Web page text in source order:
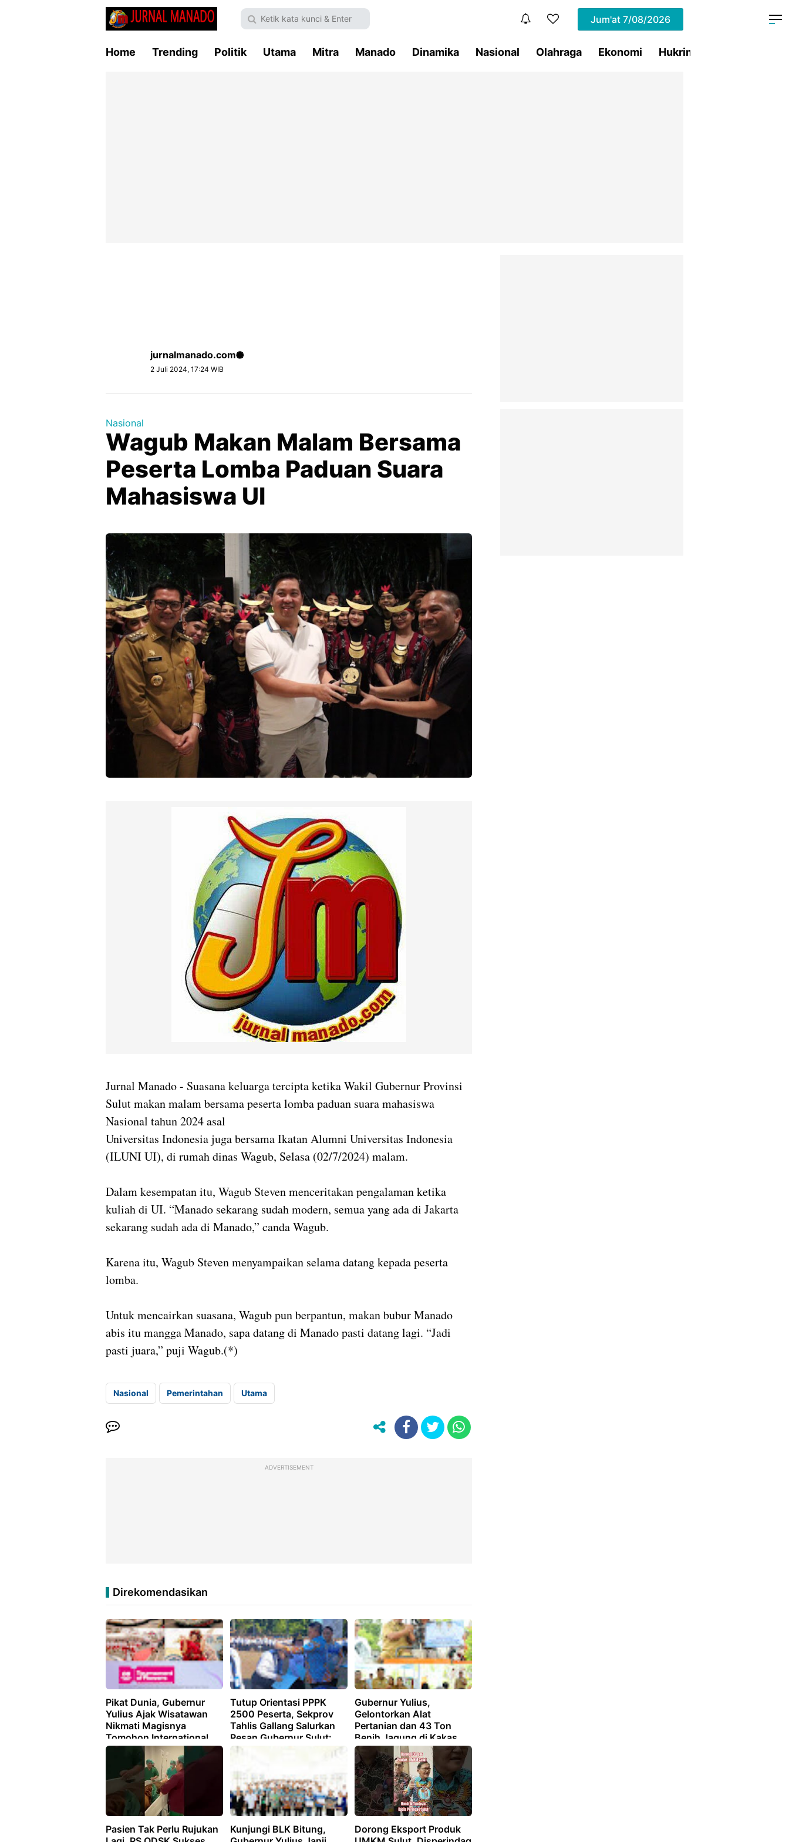
Jum'at 7/08/2026
Home Trending Politik Utama Mitra Manado Dinamika Nasional Olahraga Ekonomi Hukrim
jurnalmanado.com
2 Juli 2024, 17:24 WIB
Nasional
Wagub Makan Malam Bersama
Peserta Lomba Paduan Suara
Mahasiswa UI
Jurnal Manado - Suasana keluarga tercipta ketika Wakil Gubernur Provinsi
Sulut makan malam bersama peserta lomba paduan suara mahasiswa
Nasional tahun 2024 asal
Universitas Indonesia juga bersama Ikatan Alumni Universitas Indonesia
(ILUNI UI), di rumah dinas Wagub, Selasa (02/7/2024) malam.
Dalam kesempatan itu, Wagub Steven menceritakan pengalaman ketika
kuliah di UI. “Manado sekarang sudah modern, semua yang ada di Jakarta
sekarang sudah ada di Manado,” canda Wagub.
Karena itu, Wagub Steven menyampaikan selama datang kepada peserta
lomba.
Untuk mencairkan suasana, Wagub pun berpantun, makan bubur Manado
abis itu mangga Manado, sapa datang di Manado pasti datang lagi. “Jadi
pasti juara,” puji Wagub.(*)
Nasional Pemerintahan Utama
ADVERTISEMENT
Direkomendasikan
Pikat Dunia, Gubernur
Yulius Ajak Wisatawan
Nikmati Magisnya
Tomohon International
Flower Festival 2026
Tutup Orientasi PPPK
2500 Peserta, Sekprov
Tahlis Gallang Salurkan
Pesan Gubernur Sulut:
Mengabdi dengan Penuh
Gubernur Yulius,
Gelontorkan Alat
Pertanian dan 43 Ton
Benih Jagung di Kakas
Pasien Tak Perlu Rujukan
Kunjungi BLK Bitung,
Dorong Eksport Produk